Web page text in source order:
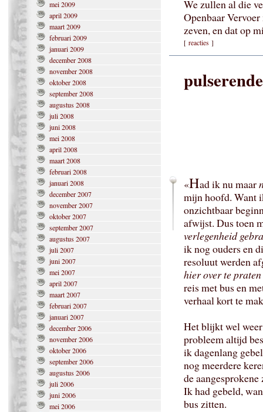
mei 2009
april 2009
maart 2009
februari 2009
januari 2009
december 2008
november 2008
oktober 2008
september 2008
augustus 2008
juli 2008
juni 2008
mei 2008
april 2008
maart 2008
februari 2008
januari 2008
december 2007
november 2007
oktober 2007
september 2007
augustus 2007
juli 2007
juni 2007
mei 2007
april 2007
maart 2007
februari 2007
januari 2007
december 2006
november 2006
oktober 2006
september 2006
augustus 2006
juli 2006
juni 2006
mei 2006
We zullen al die
Openbaar
zeven, en dat op
[ reacties ]
«Had ik nu maar
mijn hoofd. Want
onzichtbaar
afwijst. Dus toen
verlegenheid
ik nog ouders en
resoluut werden
hier over te praten
reis met bus en
verhaal kort te
Het blijkt wel
probleem altijd
ik dagenlang
nog meerdere
de
Ik had gebeld,
bus zitten.